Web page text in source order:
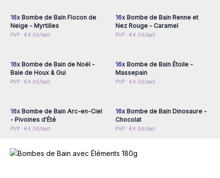
Cette tendance a eu un impact direct sur les ventes en
boutique : de nombreuses boutiques de cosmétiques et
originales et Instagrammables, parfaites comme cadeau ou
moment cocooning à la maison.
Commandez maintenant et transformez votre bain en
16xBombe de Bain Flocon de
Neige - Myrtilles
PVP : €4.06/ball
16xBombe de Bain Renne et
Nez Rouge - Caramel
PVP : €4.06/ball
Connectez-vous ou
16xBombe de Bain de Noël -
Baie de Houx & Gui
PVP : €4.06/ball
Connectez-vous ou
16xBombe de Bain Étoile -
Massepain
PVP : €4.06/ball
Connectez-vous ou
16xBombe de Bain Arc-en-Ciel
- Pivoines d'Été
PVP : €4.06/ball
Connectez-vous ou
16xBombe de Bain Dinosaure -
Chocolat
PVP : €4.06/ball